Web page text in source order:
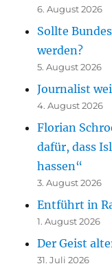
6. August 2026
Sollte
werden?
5. August 2026
Journalist
4. August 2026
Florian
dafür, dass
hassen“
3. August 2026
Entführt in
1. August 2026
Der Geist
31. Juli 2026